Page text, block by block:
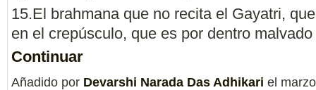
15.El brahmana que no recita el Gayatri,
en el crepúsculo, que es por dentro
Continuar
Añadido por Devarshi Narada Das Adhikari el